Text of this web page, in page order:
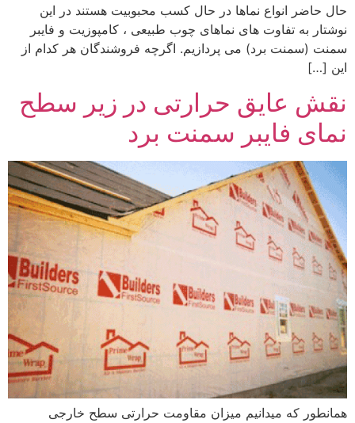
حال حاضر انواع نماها در حال کسب محبوبیت هستند در این
نوشتار به تفاوت های نماهای چوب طبیعی ، کامپوزیت و فایبر
سمنت (سمنت برد) می پردازیم. اگرچه فروشندگان هر کدام از
این […]
نقش عایق حرارتی در زیر سطح
نمای فایبر سمنت برد
همانطور که میدانیم میزان مقاومت حرارتی سطح خارجی